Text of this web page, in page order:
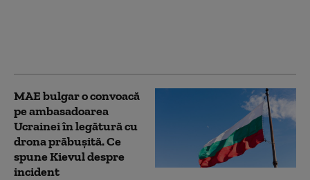
MAE bulgar o convoacă
pe ambasadoarea
Ucrainei în legătură cu
drona prăbuşită. Ce
spune Kievul despre
incident